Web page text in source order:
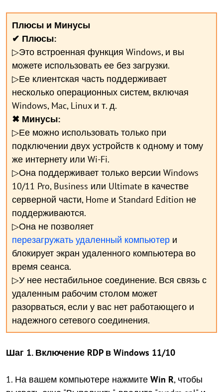
Плюсы и Минусы
✔ Плюсы:
▷Это встроенная функция Windows, и вы
можете использовать ее без загрузки.
▷Ее клиентская часть поддерживает
несколько операционных систем, включая
Windows, Mac, Linux и т. д.
✖ Минусы:
▷Ее можно использовать только при
подключении двух устройств к одному и тому
же интернету или Wi-Fi.
▷Она поддерживает только версии Windows
10/11 Pro, Business или Ultimate в качестве
серверной части, Home и Standard Edition не
поддерживаются.
▷Она не позволяет
перезагружать удаленный компьютер и
блокирует экран удаленного компьютера во
время сеанса.
▷У нее нестабильное соединение. Вся связь с
удаленным рабочим столом может
разорваться, если у вас нет работающего и
надежного сетевого соединения.
Шаг 1. Включение RDP в Windows 11/10
1. На вашем компьютере нажмите Win R, чтобы